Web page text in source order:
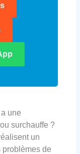
une
surchauffe ?
un
de